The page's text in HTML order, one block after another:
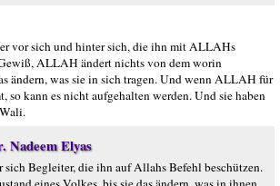
vor sich und hinter sich, die ihn mit ALLAHs
ALLAH ändert nichts von dem worin
ändern, was sie in sich tragen. Und wenn ALLAH für
so kann es nicht aufgehalten werden. Und sie haben
Nadeem Elyas
sich Begleiter, die ihn auf Allahs Befehl beschützen.